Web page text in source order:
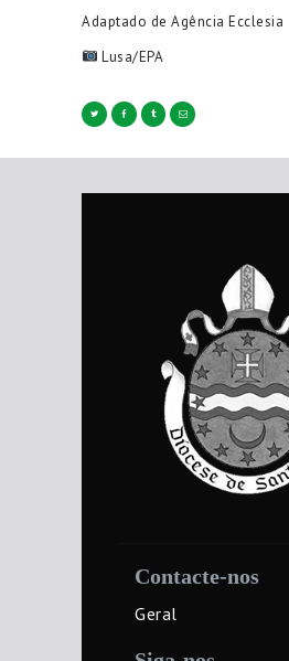
Adaptado de Agência Ecclesia
Lusa/EPA
Contacte-nos
Geral